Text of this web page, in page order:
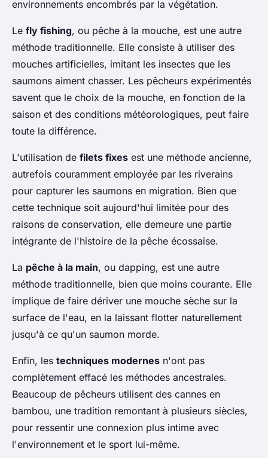
environnements encombrés par la végétation.
Le fly fishing, ou pêche à la mouche, est une autre
méthode traditionnelle. Elle consiste à utiliser des
mouches artificielles, imitant les insectes que les
saumons aiment chasser. Les pêcheurs expérimentés
savent que le choix de la mouche, en fonction de la
saison et des conditions météorologiques, peut faire
toute la différence.
L'utilisation de filets fixes est une méthode ancienne,
autrefois couramment employée par les riverains
pour capturer les saumons en migration. Bien que
cette technique soit aujourd'hui limitée pour des
raisons de conservation, elle demeure une partie
intégrante de l'histoire de la pêche écossaise.
La pêche à la main, ou dapping, est une autre
méthode traditionnelle, bien que moins courante. Elle
implique de faire dériver une mouche sèche sur la
surface de l'eau, en la laissant flotter naturellement
jusqu'à ce qu'un saumon morde.
Enfin, les techniques modernes n'ont pas
complètement effacé les méthodes ancestrales.
Beaucoup de pêcheurs utilisent des cannes en
bambou, une tradition remontant à plusieurs siècles,
pour ressentir une connexion plus intime avec
l'environnement et le sport lui-même.